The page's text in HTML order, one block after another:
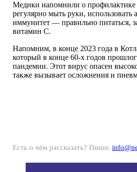
Медики напомнили о профилактике
регулярно мыть руки,
иммунитет — правильно питаться,
витамин C.
Напомним, в конце 2023 года в
который в конце 60-х годов
пандемии. Этот вирус опасен
также вызывает осложнения и
Есть о чём рассказать? Пиши: